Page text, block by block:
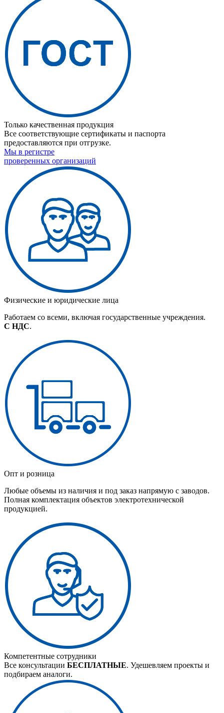
Только качественная продукция
Все соответствующие сертификаты и паспорта
предоставляются при отгрузке.
Мы в регистре
проверенных организаций
Физические и юридические лица
Работаем со всеми, включая государственные учреждения.
С НДС.
Опт и розница
Любые объемы из наличия и под заказ напрямую с заводов.
Полная комплектация объектов электротехнической
продукцией.
Компетентные сотрудники
Все консультации БЕСПЛАТНЫЕ. Удешевляем проекты и
подбираем аналоги.